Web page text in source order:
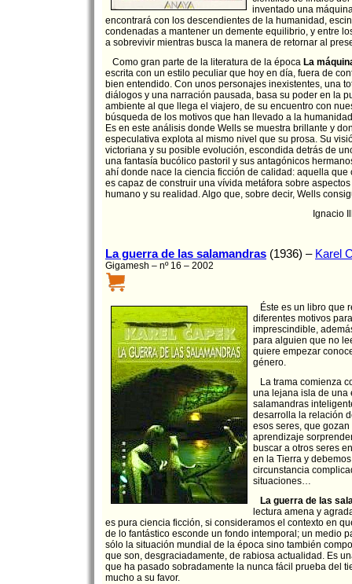
inventado una
encontrará con los descendientes de la humanidad,
condenadas a mantener un demente equilibrio, y entre
a sobrevivir mientras busca la manera de retornar al
Como gran parte de la literatura de la época La
escrita con un estilo peculiar que hoy en día, fuera de
bien entendido. Con unos personajes inexistentes, una
diálogos y una narración pausada, basa su poder en la
ambiente al que llega el viajero, de su encuentro con
búsqueda de los motivos que han llevado a la
Es en este análisis donde Wells se muestra brillante y
especulativa explota al mismo nivel que su prosa. Su
victoriana y su posible evolución, escondida detrás de
una fantasía bucólico pastoril y sus antagónicos
ahí donde nace la ciencia ficción de calidad: aquella que
es capaz de construir una vívida metáfora sobre
humano y su realidad. Algo que, sobre decir, Wells
Ignacio
La guerra de las salamandras (1936) – Karel
Gigamesh – nº 16 – 2002
Éste es un libro que
diferentes motivos
imprescindible,
para alguien que no
quiere empezar
género.
La trama comienza
una lejana isla de una
salamandras
desarrolla la relación
esos seres, que
aprendizaje
buscar a otros seres
en la Tierra y
circunstancia
situaciones…
La guerra de las
lectura amena y
es pura ciencia ficción, si consideramos el contexto en
de lo fantástico esconde un fondo intemporal; un medio
sólo la situación mundial de la época sino también
que son, desgraciadamente, de rabiosa actualidad. Es
que ha pasado sobradamente la nunca fácil prueba del
mucho a su favor.